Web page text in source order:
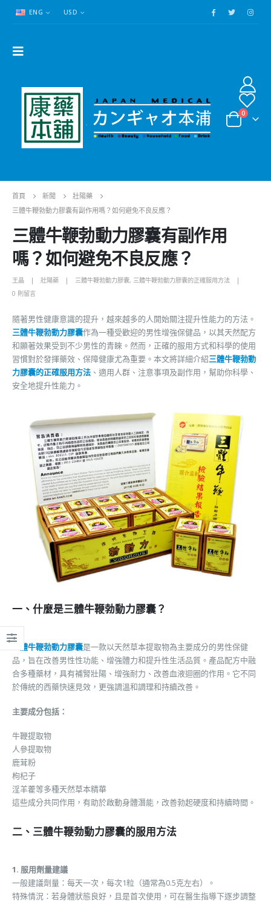
ENG USD
0
首頁 新聞
壯陽藥
三體牛鞭勃動力膠囊有副作用嗎？如何避免不良反應？
三體牛鞭勃動力膠囊有副作用
嗎？如何避免不良反應？
王晶 壯陽藥 三體牛鞭勃動力膠囊, 三體牛鞭勃動力膠囊的正確服用方法
0 則留言
隨著男性健康意識的提升，越來越多的人開始關注提升性能力的方法。
三體牛鞭勃動力膠囊作為一種受歡迎的男性增強保健品，以其天然配方
和顯著效果受到不少男性的青睞。然而，正確的服用方式和科學的使用
習慣對於發揮藥效、保障健康尤為重要。本文將詳細介紹三體牛鞭勃動
力膠囊的正確服用方法 、適用人群、注意事項及副作用，幫助你科學、
安全地提升性能力。
一、什麼是三體牛鞭勃動力膠囊？
三體牛鞭勃動力膠囊是一款以天然草本提取物為主要成分的男性保健
品，旨在改善男性性功能、增強體力和提升性生活品質。產品配方中融
合多種藥材，具有補腎壯陽、增強耐力、改善血液迴圈的作用。它不同
於傳統的西藥快速見效，更強調溫和調理和持續改善。
主要成分包括：
牛鞭提取物
人參提取物
鹿茸粉
枸杞子
淫羊藿等多種天然草本精華
這些成分共同作用，有助於啟動身體潛能，改善勃起硬度和持續時間。
二、三體牛鞭勃動力膠囊的服用方法
1. 服用劑量建議
一般建議劑量：每天一次，每次1粒（通常為0.5克左右）。
特殊情況：若身體狀態良好，且是首次使用，可在醫生指導下逐步調整